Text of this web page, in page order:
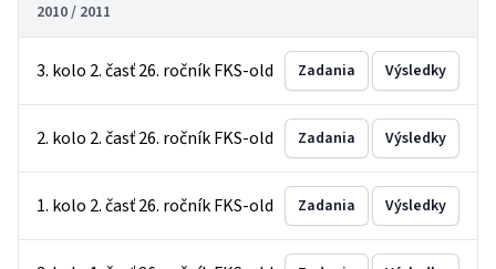
2010 / 2011
3. kolo 2. časť 26. ročník FKS-old Zadania Výsledky
2. kolo 2. časť 26. ročník FKS-old Zadania Výsledky
1. kolo 2. časť 26. ročník FKS-old Zadania Výsledky